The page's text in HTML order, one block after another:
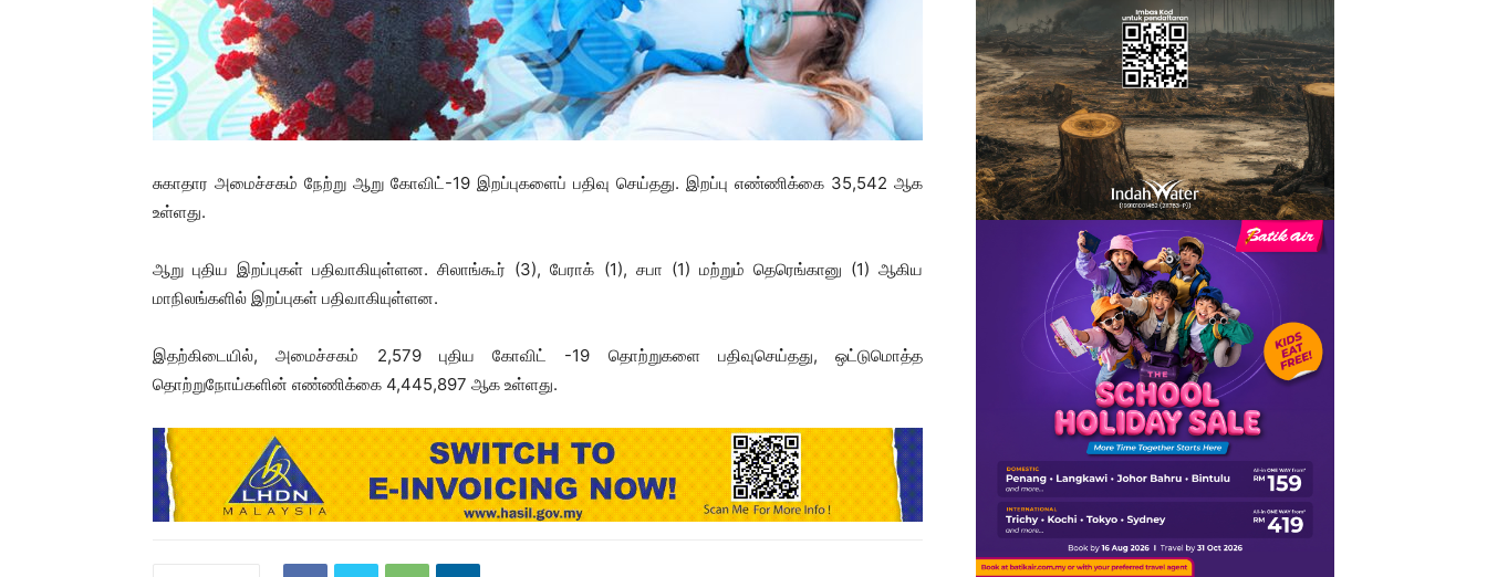
சுகாதார அமைச்சகம் நேற்று ஆறு கோவிட்-19 இறப்புகளைப் பதிவு செய்தது. இறப்பு எண்ணிக்கை 35,542 ஆக
உள்ளது.
ஆறு புதிய இறப்புகள் பதிவாகியுள்ளன. சிலாங்கூர் (3), பேராக் (1), சபா (1) மற்றும் தெரெங்கானு (1) ஆகிய
மாநிலங்களில் இறப்புகள் பதிவாகியுள்ளன.
இதற்கிடையில், அமைச்சகம் 2,579 புதிய கோவிட் -19 தொற்றுகளை பதிவுசெய்தது, ஒட்டுமொத்த
தொற்றுநோய்களின் எண்ணிக்கை 4,445,897 ஆக உள்ளது.